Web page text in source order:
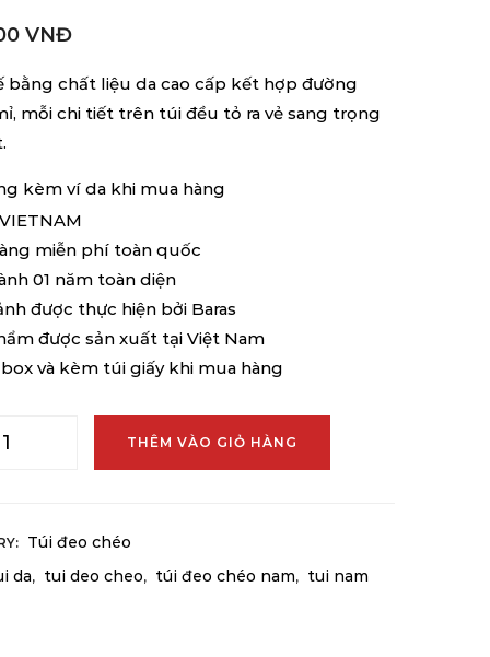
VNĐ
bằng chất liệu da cao cấp kết hợp đường
mỗi chi tiết trên túi đều tỏ ra vẻ sang trọng
kèm ví da khi mua hàng
miễn phí toàn quốc
01 năm toàn diện
được thực hiện bởi Baras
được sản xuất tại Việt Nam
và kèm túi giấy khi mua hàng
THÊM VÀO GIỎ HÀNG
Túi đeo chéo
da, tui deo cheo, túi đeo chéo nam, tui nam